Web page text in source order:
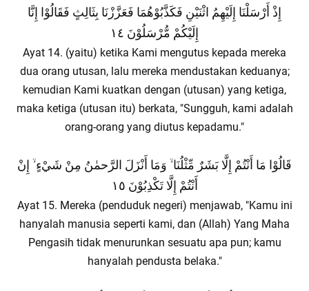
إِذْ أَرْسَلْنَا إِلَيْهِمُ اثْنَيْنِ فَكَذَّبُوْهُمَا فَعَزَّزْنَا بِثَالِثٍ فَقَالُوْا إِنَّا
إِلَيْكُمْ مُّرْسَلُوْنَ ١٤
Ayat 14. (yaitu) ketika Kami mengutus kepada mereka
dua orang utusan, lalu mereka mendustakan keduanya;
kemudian Kami kuatkan dengan (utusan) yang ketiga,
maka ketiga (utusan itu) berkata, "Sungguh, kami adalah
orang-orang yang diutus kepadamu."
قَالُوْا مَا أَنْتُمْ إِلَّا بَشَرٌ مِّثْلُنَا ۙ وَمَا أَنْزَلَ الرَّحمٰنُ مِنْ شَيْءٍ ۙ إِنْ
أَنْتُمْ إِلَّا تَكْذِبُوْنَ ١٥
Ayat 15. Mereka (penduduk negeri) menjawab, "Kamu ini
hanyalah manusia seperti kami, dan (Allah) Yang Maha
Pengasih tidak menurunkan sesuatu apa pun; kamu
hanyalah pendusta belaka."